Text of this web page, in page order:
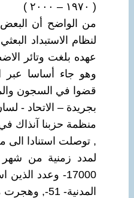
( ١٩٧٠ – ٢٠٠٠ )
من الواضح أن
لنظام الاستبداد
عهده بلغت وتائر
وهو جاء أساسا
قضوا في السجون
بجريدة – الاتحاد -
منظمة حزبنا آنذاك
, توصلت استنادا الى
المدنية- 51-, وهجرت مئات العوائل الكردية الى الخارج والآلاف الى الداخل السوري